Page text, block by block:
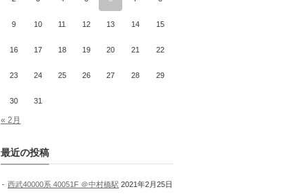
9 10 11 12 13 14 15
16 17 18 19 20 21 22
23 24 25 26 27 28 29
30 31
« 2月
最近の投稿
西武40000系 40051F ＠中村橋駅 2021年2月25日